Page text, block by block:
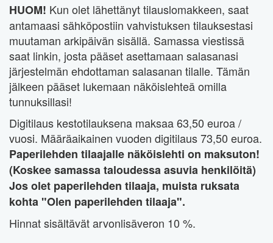
HUOM! Kun olet lähettänyt tilauslomakkeen, saat
antamaasi sähköpostiin vahvistuksen tilauksestasi
muutaman arkipäivän sisällä. Samassa viestissä
saat linkin, josta pääset asettamaan salasanasi
järjestelmän ehdottaman salasanan tilalle. Tämän
jälkeen pääset lukemaan näköislehteä omilla
tunnuksillasi!
Digitilaus kestotilauksena maksaa 63,50 euroa /
vuosi. Määräaikainen vuoden digitilaus 73,50 euroa.
Paperilehden tilaajalle näköislehti on maksuton!
(Koskee samassa taloudessa asuvia henkilöitä)
Jos olet paperilehden tilaaja, muista ruksata
kohta "Olen paperilehden tilaaja".
Hinnat sisältävät arvonlisäveron 10 %.